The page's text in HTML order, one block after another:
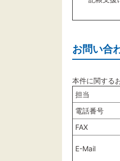
お問い合
本件に関する
担当
電話番号
FAX
E-Mail